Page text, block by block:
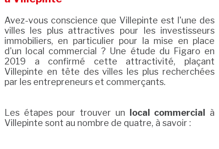
Avez-vous conscience que Villepinte est l'une des
villes les plus attractives pour les investisseurs
immobiliers, en particulier pour la mise en place
d'un local commercial ? Une étude du Figaro en
2019 a confirmé cette attractivité, plaçant
Villepinte en tête des villes les plus recherchées
par les entrepreneurs et commerçants.
Les étapes pour trouver un local commercial
à
Villepinte sont au nombre de quatre, à savoir :